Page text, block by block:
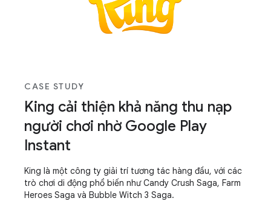
CASE STUDY
King cải thiện khả năng thu nạp
người chơi nhờ Google Play
Instant
King là một công ty giải trí tương tác hàng đầu, với các
trò chơi di động phổ biến như Candy Crush Saga, Farm
Heroes Saga và Bubble Witch 3 Saga.